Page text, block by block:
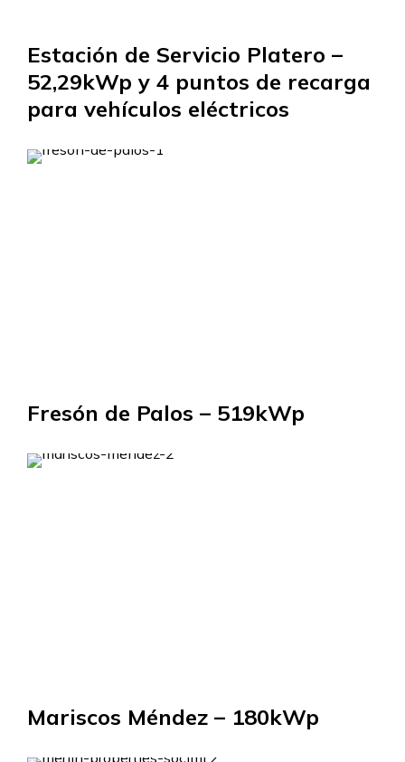
Estación de Servicio Platero –
52,29kWp y 4 puntos de recarga
para vehículos eléctricos
Fresón de Palos – 519kWp
Mariscos Méndez – 180kWp